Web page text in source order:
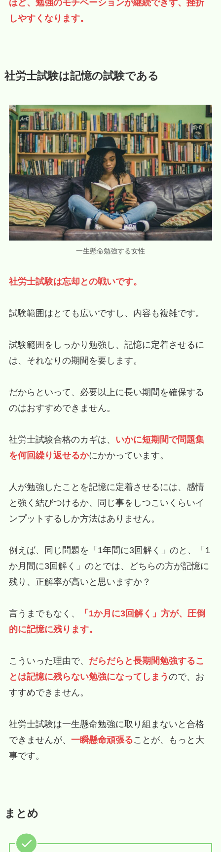
ほど、勉強のモチベーションが継続できず、挫折
しやすくなります。
社労士試験は記憶の試験である
一生懸命勉強する女性
社労士試験は忘却との戦いです。
試験範囲はとても広いですし、内容も複雑です。
試験範囲をしっかり勉強し、記憶に定着させるに
は、それなりの期間を要します。
だからといって、必要以上に長い期間を確保する
のはおすすめできません。
社労士試験合格のカギは、 いかに短期間で問題集
を何回繰り返せるかにかかっています。
人が勉強したことを記憶に定着させるには、感情
と強く結びつけるか、同じ事をしつこいくらいイ
ンプットするしか方法はありません。
例えば、同じ問題を「1年間に3回解く」のと、「1
か月間に3回解く」のとでは、どちらの方が記憶に
残り、正解率が高いと思いますか？
言うまでもなく、
「1か月に3回解く」方が、圧倒
的に記憶に残ります。
こういった理由で、 だらだらと長期間勉強するこ
とは記憶に残らない勉強になってしまう ので、お
すすめできません。
社労士試験は一生懸命勉強に取り組まないと合格
できませんが、 一瞬懸命頑張ることが、もっと大
事です。
まとめ